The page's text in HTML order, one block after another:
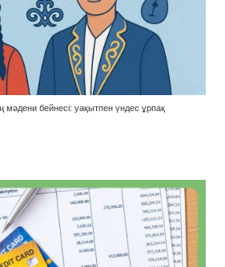
бейнесі: уақытпен үндес ұрпақ